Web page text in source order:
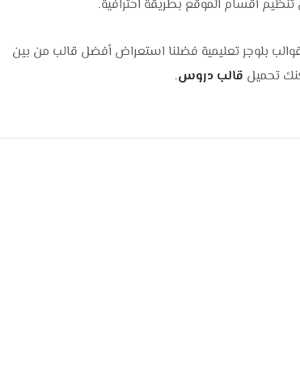
أقسام الموقع بطريقة احترافية.
بلوجر تعليمية فضلنا استعراض أفضل قالب من بين
تحميل قالب دروس.